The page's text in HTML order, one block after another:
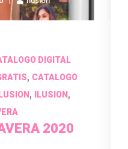
DIGITAL
, CATALOGO
, ILUSION ,
2020